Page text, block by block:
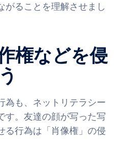
がることを理解させまし
権などを侵
為も、ネットリテラシー
す。友達の顔が写った写
る行為は「肖像権」の侵